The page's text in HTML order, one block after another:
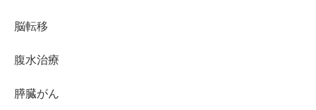
脳転移
腹水治療
膵臓がん